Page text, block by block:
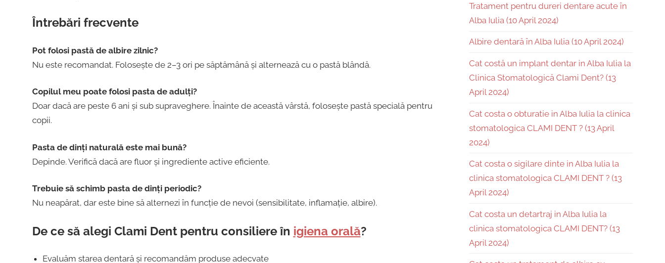
Întrebări frecvente
Pot folosi pastă de albire zilnic?
Nu este recomandat. Folosește de 2–3 ori pe săptămână și alternează cu o pastă blândă.
Copilul meu poate folosi pasta de adulți?
Doar dacă are peste 6 ani și sub supraveghere. Înainte de această vârstă, folosește pastă specială pentru
copii.
Pasta de dinți naturală este mai bună?
Depinde. Verifică dacă are fluor și ingrediente active eficiente.
Trebuie să schimb pasta de dinți periodic?
Nu neapărat, dar este bine să alternezi în funcție de nevoi (sensibilitate, inflamație, albire).
De ce să alegi Clami Dent pentru consiliere în igiena orală?
Evaluăm starea dentară și recomandăm produse adecvate
Tratament pentru dureri dentare acute în
Alba Iulia (10 April 2024)
Albire dentară în Alba Iulia (10 April 2024)
Cat costă un implant dentar in Alba Iulia la
Clinica Stomatologică Clami Dent? (13
April 2024)
Cat costa o obturatie in Alba Iulia la clinica
stomatologica CLAMI DENT ? (13 April
2024)
Cat costa o sigilare dinte in Alba Iulia la
clinica stomatologica CLAMI DENT ? (13
April 2024)
Cat costa un detartraj in Alba Iulia la
clinica stomatologica CLAMI DENT? (13
April 2024)